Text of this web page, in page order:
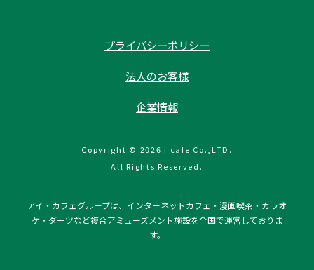
プライバシーポリシー
法人のお客様
企業情報
Copyright © 2026 i cafe Co.,LTD.
All Rights Reserved.
アイ・カフェグループは、インターネットカフェ・漫画喫茶・カラオ
ケ・ダーツなど複合アミューズメント施設を全国で運営しておりま
す。